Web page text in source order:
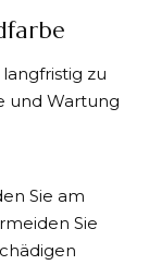
zu
und Wartung
Sie am
Sie